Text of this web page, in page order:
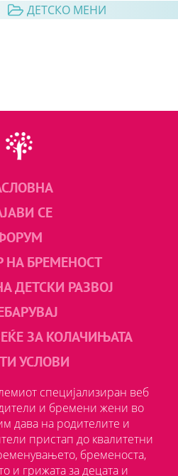
ДЕТСКО МЕНИ
СЕ
НА БРЕМЕНОСТ
ДЕТСКИ РАЗВОЈ
ЗА КОЛАЧИЊАТА
УСЛОВИ
специјализиран веб
и бремени жени во
дава на родителите и
пристап до квалитетни
бременоста,
и грижата за децата и